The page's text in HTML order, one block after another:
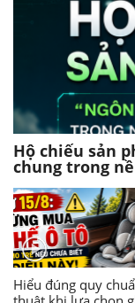
Hộ chiếu sản
chung trong
Hiểu đúng quy